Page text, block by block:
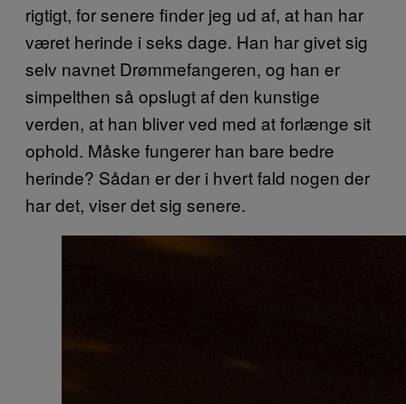
rigtigt, for senere finder jeg ud af, at han har
været herinde i seks dage. Han har givet sig
selv navnet Drømmefangeren, og han er
simpelthen så opslugt af den kunstige
verden, at han bliver ved med at forlænge sit
ophold. Måske fungerer han bare bedre
herinde? Sådan er der i hvert fald nogen der
har det, viser det sig senere.